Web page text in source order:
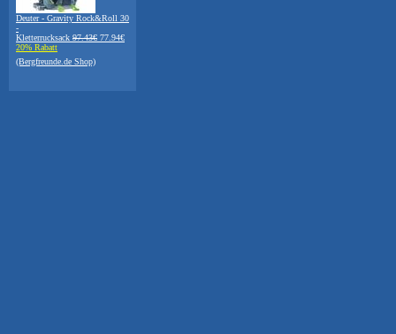
Deuter - Gravity Rock&Roll 30
-
Kletterrucksack 97.43€ 77.94€
20% Rabatt
(Bergfreunde.de Shop)